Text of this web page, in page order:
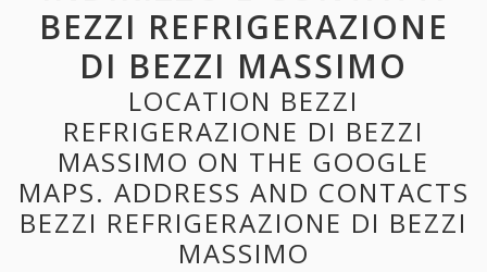
BEZZI REFRIGERAZIONE
DI BEZZI MASSIMO
LOCATION BEZZI
REFRIGERAZIONE DI BEZZI
MASSIMO ON THE GOOGLE
MAPS. ADDRESS AND CONTACTS
BEZZI REFRIGERAZIONE DI BEZZI
MASSIMO